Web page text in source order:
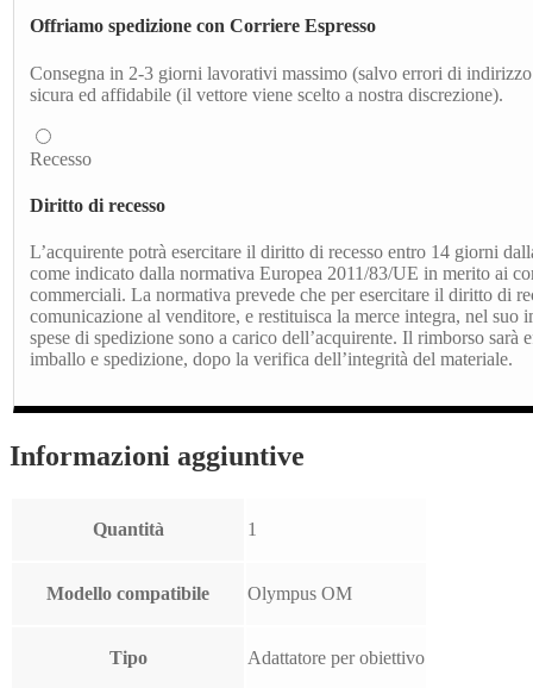
Offriamo spedizione con Corriere Espresso
Consegna in 2-3 giorni lavorativi massimo (salvo errori di indirizzo
sicura ed affidabile (il vettore viene scelto a nostra discrezione).
Recesso
Diritto di recesso
L’acquirente potrà esercitare il diritto di recesso entro 14 giorni
come indicato dalla normativa Europea 2011/83/UE in merito ai
commerciali. La normativa prevede che per esercitare il diritto di
comunicazione al venditore, e restituisca la merce integra, nel suo
spese di spedizione sono a carico dell’acquirente. Il rimborso sarà
imballo e spedizione, dopo la verifica dell’integrità del materiale.
Informazioni aggiuntive
Quantità 1
Modello compatibile Olympus OM
Tipo Adattatore per obiettivo